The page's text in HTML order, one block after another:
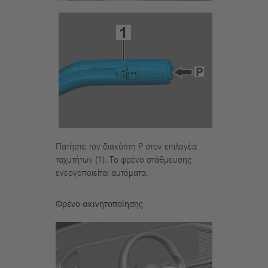
Πατήστε τον διακόπτη P στον επιλογέα
ταχυτήτων (1). Το φρένο στάθμευσης
ενεργοποιείται αυτόματα.
Φρένο ακινητοποίησης